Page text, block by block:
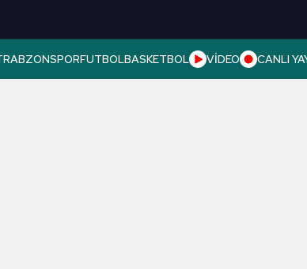
FUTBOLBASKETBOL VİDEO CANLI